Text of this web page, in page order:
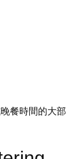
餐時間的大部